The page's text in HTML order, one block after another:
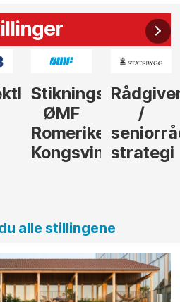
Rådgiver
/
seniorrådgiver
strategi
til
i Gulen
alle stillingene